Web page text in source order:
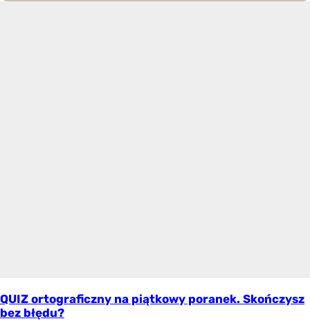
QUIZ ortograficzny na piątkowy poranek. Skończysz
bez błędu?